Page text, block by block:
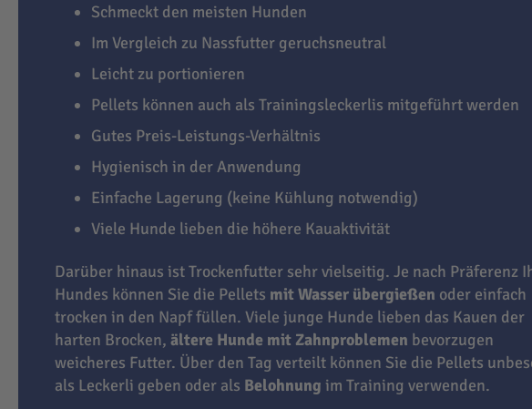
Schmeckt den meisten Hunden
Im Vergleich zu Nassfutter geruchsneutral
Leicht zu portionieren
Pellets können auch als Trainingsleckerlis mitgeführt werden
Gutes Preis-Leistungs-Verhältnis
Hygienisch in der Anwendung
Einfache Lagerung (keine Kühlung notwendig)
Viele Hunde lieben die höhere Kauaktivität
Darüber hinaus ist Trockenfutter sehr vielseitig. Je nach Präferenz
Hundes können Sie die Pellets mit Wasser übergießen oder einfach
trocken in den Napf füllen. Viele junge Hunde lieben das Kauen der
harten Brocken, ältere Hunde mit Zahnproblemen bevorzugen
weicheres Futter. Über den Tag verteilt können Sie die Pellets
als Leckerli geben oder als Belohnung im Training verwenden.